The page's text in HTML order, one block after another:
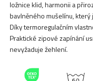
ložnice klid, harmonii a
bavlněného mušelínu,
Díky termoregulačním
Praktické zipové zapínání
nevyžaduje žehlení.